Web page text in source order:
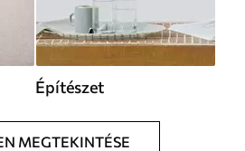
Építészet
MEGTEKINTÉSE